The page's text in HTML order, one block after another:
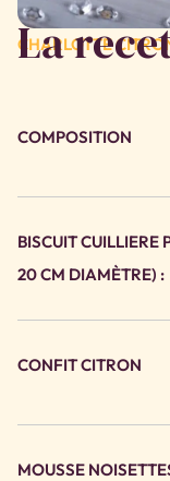
CHARLOTTE
La
COMPOSITION
BISCUIT CUILLIERE
20 CM DIAMÈTRE) :
CONFIT CITRON
MOUSSE